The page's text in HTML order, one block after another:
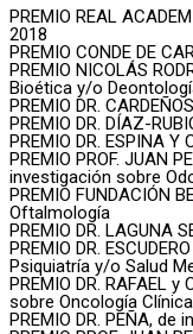
PREMIO REAL
2018
PREMIO CONDE DE
PREMIO NICOLÁS
Bioética y/o
PREMIO DR.
PREMIO DR. DÍAZ-
PREMIO DR. ESPINA
PREMIO PROF. JUAN
investigación sobre
PREMIO FUNDACIÓN
Oftalmología
PREMIO DR. LAGUNA
PREMIO DR.
Psiquiatría y/o Salud
PREMIO DR. RAFAEL
sobre Oncología Clínica
PREMIO DR. PEÑA,